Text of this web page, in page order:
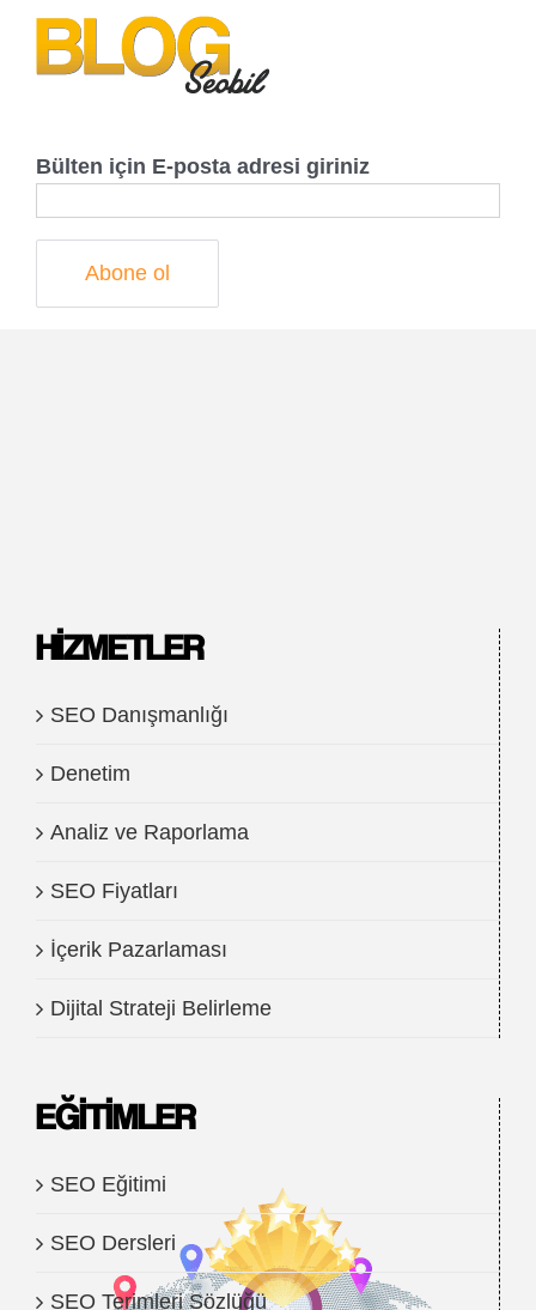
Bülten için E-posta adresi giriniz
HIZMETLER
SEO Danışmanlığı
Denetim
Analiz ve Raporlama
SEO Fiyatları
İçerik Pazarlaması
Dijital Strateji Belirleme
EĞITIMLER
SEO Eğitimi
SEO Dersleri
SEO Terimleri Sözlüğü